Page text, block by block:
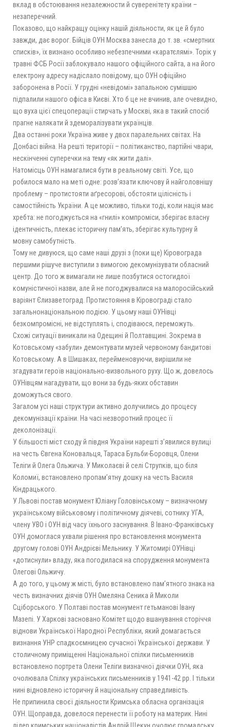
вклад в обстоювання незалежности й суверенітету країни –
незаперечний.
Показово, що найкращу оцінку нашій діяльности, як це й було
завжди, дає ворог. Бійців ОУН Москва занесла до т. зв. «смертних
списків», їх визнано особливо небезпечними «каратєлямі». Торік у
травні ФСБ Росії заблокувало нашого офіційного сайта, а на його
електрону адресу надіслало повідому, що ОУН офіційно
заборонена в Росії. У грудні «невідомі» запальною сумішшю
підпалили нашого офіса в Києві. Хто б це не вчинив, але очевидно,
що вуха цієї спецоперації стирчать у Москві, яка в такий спосіб
прагне налякати й здеморалізувати українців.
Два останні роки Україна живе у двох паралельних світах. На
Донбасі війна. На решті території – політиканство, партійні чвари,
нескінченні суперечки на тему «як жити далі».
Натомісць ОУН намагалися бути в реальному світі. Усе, що
робилося мало на меті одне: розв’язати ключову й найголовнішу
проблему – протистояти аґресорові, обстояти цілісність і
самостійність України. А це можливо, тільки тоді, коли нація має
хребта: не погоджується на «гнилі» компроміси, зберігає власну
ідентичність, плекає історичну пам’ять, зберігає культурну й
мовну самобутність.
Тому не дивуюся, що саме наші друзі з (поки ще) Кіровограда
першими рішуче виступили з вимогою декомунізувати обласний
центр. До того ж вимагали не лише позбутися остогидлої
комуністичної назви, але й не погоджувалися на малоросійський
варіянт Єлизаветоград. Протистояння в Кіровограді стало
загальнонаціональною подією. У цьому наші ОУНівці
безкомпромісні, не відступлять і, сподіваюся, переможуть.
Схожі ситуації виникали на Одещині й Полтавщині. Зокрема в
Котовському «забули» демонтувати музей червоному бандитові
Котовському. А в Шишаках, перейменовуючи, вирішили не
згадувати героїв національно-визвольного руху. Що ж, довелось
ОУНівцям нагадувати, що вони за будь-яких обставин
доможуться свого.
Загалом усі наші структури активно долучились до процесу
декомунізації країни. На часі незворотний процес її
деколонізації.
У більшості міст сходу й півдня України нарешті з’явилися вулиці
на честь Євгена Коновальця, Тараса Бульби-Боровця, Олени
Теліги й Олега Ольжича. У Миколаєві й селі Струпків, що біля
Коломиї, встановлено пропам’ятну дошку на честь Василя
Кіндрацького.
У Львові постав монумент Юліану Головінському – визначному
українському військовому і політичному діячеві, сотнику УГА,
члену УВО і ОУН від часу їхнього заснування. В Івано-Франківську
ОУН домоглася ухвали рішення про встановлення монумента
другому голові ОУН Андрієві Мельнику. У Житомирі ОУНівці
«дотиснули» владу, яка погодилася на спорудження монумента
Олегові Ольжичу.
А до того, у цьому ж місті, було встановлено пам’ятного знака на
честь визначних діячів ОУН Омеляна Сеника й Миколи
Сціборського. У Полтаві постав монумент гетьманові Івану
Мазепі. У Харкові засновано Комітет щодо вшанування сторіччя
віднови Української Народної Республіки, який домагається
визнання УНР спадкоємницею сучасної Української держави. У
столичному приміщенні Національної спілки письменників
встановлено портрета Олени Теліги визначної діячки ОУН, яка
очолювала Спілку українських письменників у 1941-42 рр. І тільки
нині відновлено історичну й національну справедливість.
Не припинила своєї діяльности Кримська обласна організація
ОУН. Щоправда, довелося перенести її роботу на материк. Нині